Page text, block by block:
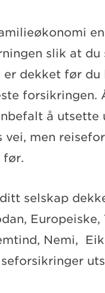
slik at du
dekket før du
forsikringen.
å utsette
men
før.
selskap
Europeiske,
Nemi,